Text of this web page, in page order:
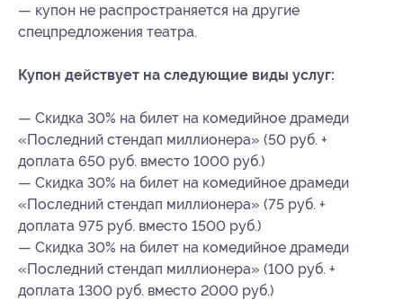
— купон не распространяется на другие
спецпредложения театра.
Купон действует на следующие виды услуг:
— Скидка 30% на билет на комедийное драмеди
«Последний стендап миллионера» (50 руб. +
доплата 650 руб. вместо 1000 руб.)
— Скидка 30% на билет на комедийное драмеди
«Последний стендап миллионера» (75 руб. +
доплата 975 руб. вместо 1500 руб.)
— Скидка 30% на билет на комедийное драмеди
«Последний стендап миллионера» (100 руб. +
доплата 1300 руб. вместо 2000 руб.)